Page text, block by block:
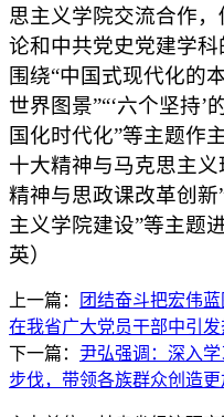
思主义学院交流合作
论和中共党史党建学
围绕“中国式现代化的
世界图景”“‘六个坚持’
国化时代化”等主题作
十大精神与马克思主
精神与思政课改革创新
主义学院建设”等主题
英）
上一篇：
团结奋斗把宏伟
在我省广大党员干部中引
下一篇： 尹弘强调：深入
步伐，带领各族群众创造